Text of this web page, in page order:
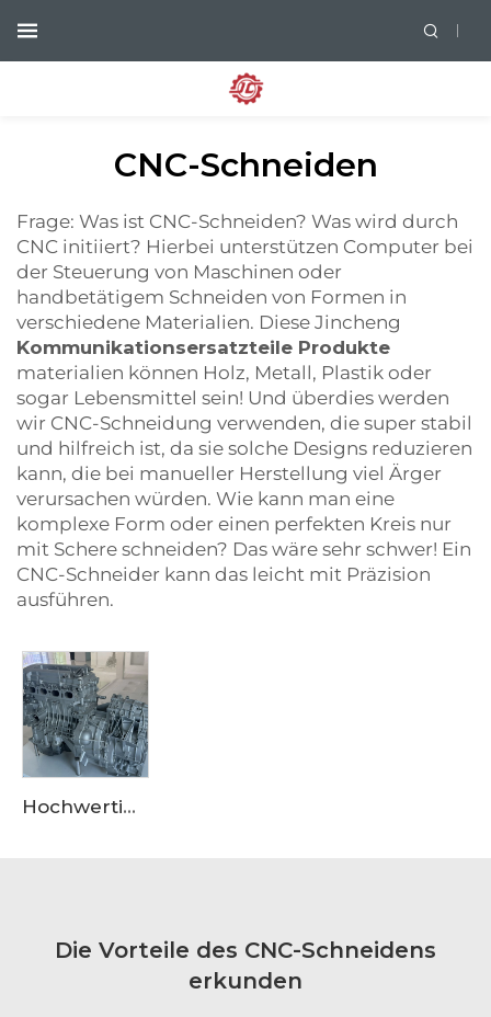
CNC-Schneiden
Frage: Was ist CNC-Schneiden? Was wird durch
CNC initiiert? Hierbei unterstützen Computer bei
der Steuerung von Maschinen oder
handbetätigem Schneiden von Formen in
verschiedene Materialien. Diese Jincheng
Kommunikationsersatzteile Produkte
materialien können Holz, Metall, Plastik oder
sogar Lebensmittel sein! Und überdies werden
wir CNC-Schneidung verwenden, die super stabil
und hilfreich ist, da sie solche Designs reduzieren
kann, die bei manueller Herstellung viel Ärger
verursachen würden. Wie kann man eine
komplexe Form oder einen perfekten Kreis nur
mit Schere schneiden? Das wäre sehr schwer! Ein
CNC-Schneider kann das leicht mit Präzision
ausführen.
Hochwertige Motoraufbauverkleidung aus Aluminiumlegierung für OEM-Güte, geeignet für den Einkauf bei großen Lieferanten
Die Vorteile des CNC-Schneidens
erkunden